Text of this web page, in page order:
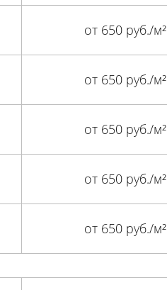
от 650 руб./м²
от 650 руб./м²
от 650 руб./м²
от 650 руб./м²
от 650 руб./м²